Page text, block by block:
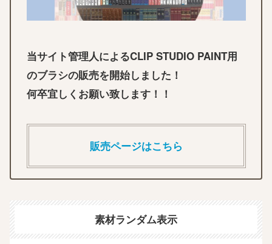
当サイト管理人によるCLIP STUDIO PAINT用
のブラシの販売を開始しました！
何卒宜しくお願い致します！！
販売ページはこちら
素材ランダム表示